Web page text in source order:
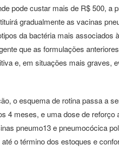
pode custar mais de R$ 500, a
gradualmente as vacinas
da bactéria mais associados
que as formulações
e, em situações mais graves,
o esquema de rotina passa a
4 meses, e uma dose de
pneumo13 e pneumocócica
o término dos estoques e